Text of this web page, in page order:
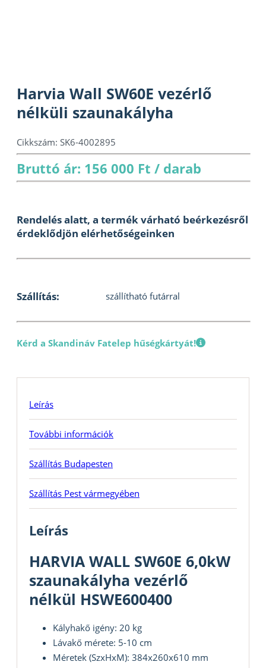
Harvia Wall SW60E vezérlő
nélküli szaunakályha
Cikkszám: SK6-4002895
Bruttó ár: 156 000 Ft / darab
Rendelés alatt, a termék várható beérkezésről
érdeklődjön elérhetőségeinken
Szállítás: szállítható futárral
Kérd a Skandináv Fatelep hűségkártyát!
Leírás
További információk
Szállítás Budapesten
Szállítás Pest vármegyében
Leírás
HARVIA WALL SW60E 6,0kW
szaunakályha vezérlő
nélkül HSWE600400
Kályhakő igény: 20 kg
Lávakő mérete: 5-10 cm
Méretek (SzxHxM): 384x260x610 mm